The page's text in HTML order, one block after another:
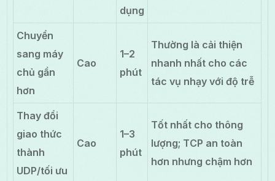
dụng
Chuyển
sang máy
chủ gần
hơn
Cao
1–2
phút
Thường là cải thiện
nhanh nhất cho các
tác vụ nhạy với độ trễ
Thay đổi
giao thức
thành
UDP/tối ưu
Cao
1–3
phút
Tốt nhất cho thông
lượng; TCP an toàn
hơn nhưng chậm hơn